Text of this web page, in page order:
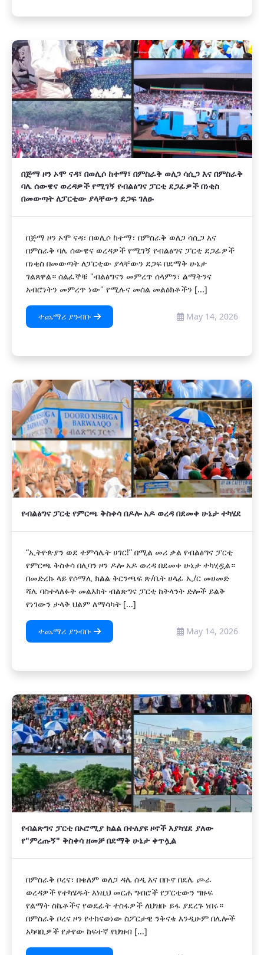
በጅማ ዞን ኦሞ ናዳ፣ በወሊሶ ከተማ፣ በምስራቅ ወለጋ ሳሲጋ እና በምስራቅ
ባሌ ሰውዌና ወረዳዎች የሚገኝ የብልፅግና ፓርቲ ደጋፊዎች በነቂስ
በመውጣት ለፓርቲው ያላቸውን ደጋፍ ገለፁ
በጅማ ዞን ኦሞ ናዳ፣ በወሊሶ ከተማ፣ በምስራቅ ወለጋ ሳሲጋ እና
በምስራቅ ባሌ ሰውዌና ወረዳዎች የሚገኝ የብልፅግና ፓርቲ ደጋፊዎች
በነቂስ በመውጣት ለፓርቲው ያላቸውን ደጋፍ በደማቅ ሁኔታ
ገልጸዋል። ሰልፈኞቹ "ብልፅግናን መምረጥ ሰላምን፣ ልማትንና
አብሮነትን መምረጥ ነው" የሚሉና መሰል መልዕክቶችን [...]
ተጨማሪ ያንብቡ May 14, 2026
የብልፅግና ፓርቲ የምርጫ ቅስቀሳ በዶሎ አዶ ወረዳ በደመቀ ሁኔታ ተካሄደ
“ኢትዮጵያን ወደ ተምሳሌት ሀገር!” በሚል መሪ ቃል የብልፅግና ፓርቲ
የምርጫ ቅስቀሳ በሊባን ዞን ዶሎ አዶ ወረዳ በደመቀ ሁኔታ ተካሂዷል።
በመድረኩ ላይ የሶማሊ ክልል ቅርንጫፍ ጽ/ቤት ሀላፊ ኢ/ር መሀመድ
ሻሌ ባስተላለፉት መልእክት ብልጽግና ፓርቲ ከትላንት ድሎች ይልቅ
የነገውን ታላቅ ህልም ለማሳካት [...]
ተጨማሪ ያንብቡ May 14, 2026
የብልጽግና ፓርቲ በኦሮሚያ ክልል በተለያዩ ዞኖች እያካሄደ ያለው
የ"ምረጡኝ" ቅስቀሳ ዘመቻ በደማቅ ሁኔታ ቀጥሏል
በምስራቅ ቦረና፣ በቄለም ወለጋ ዳሌ ሰዲ እና በቡኖ በደሌ ጮራ
ወረዳዎች የተካሄዱት እነዚህ መርሐ ግብሮች የፓርቲውን ግዙፍ
የልማት ስኬቶችና የወደፊት ተስፋዎች ለህዝቡ ይፋ ያደረጉ ነበሩ።
በምስራቅ ቦረና ዞን የተከናወነው ስፖርታዊ ንቅናቄ እንዲሁም በሌሎች
አካባቢዎች የታየው ከፍተኛ የህዝብ [...]